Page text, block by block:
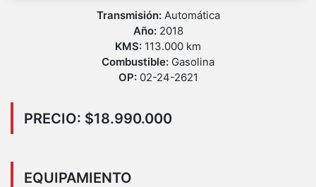
Transmisión: Automática
Año: 2018
KMS: 113.000 km
Combustible: Gasolina
OP: 02-24-2621
PRECIO: $18.990.000
EQUIPAMIENTO